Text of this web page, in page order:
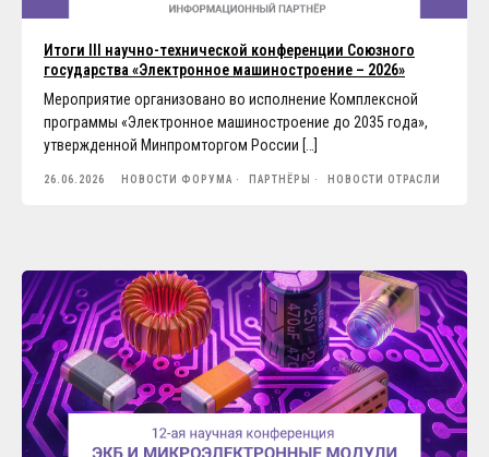
Итоги III научно-технической конференции Союзного
государства «Электронное машиностроение – 2026»
Мероприятие организовано во исполнение Комплексной
программы «Электронное машиностроение до 2035 года»,
утвержденной Минпромторгом России […]
26.06.2026 НОВОСТИ ФОРУМА ПАРТНЁРЫ НОВОСТИ ОТРАСЛИ